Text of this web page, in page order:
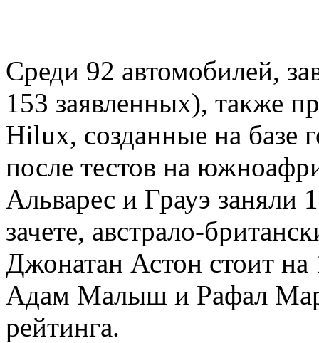
Среди 92 автомобилей,
153 заявленных), также
Hilux, созданные на базе
после тестов на
Альварес и Грауэ
зачете, австрало-
Джонатан Астон стоит на
Адам Малыш и Рафал
рейтинга.